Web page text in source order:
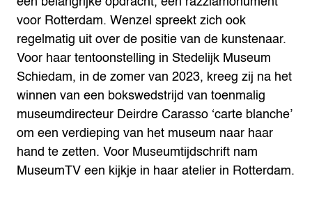
voor Rotterdam. Wenzel spreekt zich ook
regelmatig uit over de positie van de kunstenaar.
Voor haar tentoonstelling in Stedelijk Museum
Schiedam, in de zomer van 2023, kreeg zij na het
winnen van een bokswedstrijd van toenmalig
museumdirecteur Deirdre Carasso ‘carte blanche’
om een verdieping van het museum naar haar
hand te zetten. Voor Museumtijdschrift nam
MuseumTV een kijkje in haar atelier in Rotterdam.